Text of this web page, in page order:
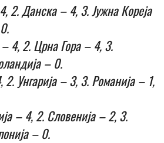
2. Данска – 4, 3. Јужна Кореја
4, 2. Црна Гора – 4, 3.
– 0.
Унгарија – 3, 3. Романија – 1,
– 4, 2. Словенија – 2, 3.
– 0.